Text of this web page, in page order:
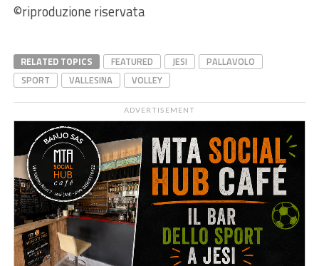
©riproduzione riservata
RELATED TOPICS FEATURED JESI
PALLAVOLO
SPORT
VALLESINA VOLLEY
ADVERTISEMENT